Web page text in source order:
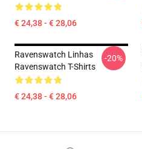
€ 24,38 - € 28,06
Ravenswatch Linhas
Ravenswatch T-Shirts
€ 24,38 - € 28,06
-20%